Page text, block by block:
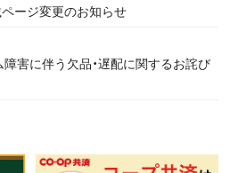
ページ変更のお知らせ
害に伴う欠品・遅配に関するお詫び